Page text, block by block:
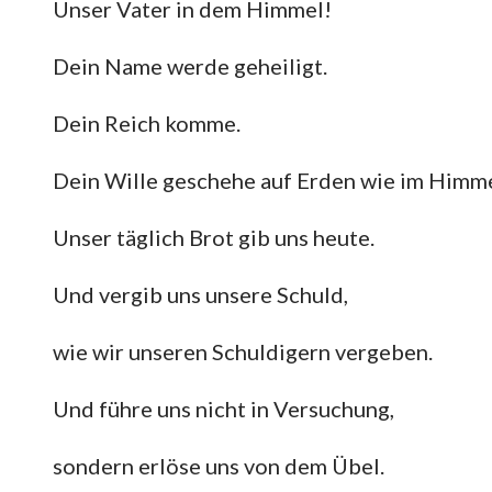
Unser Vater in dem Himmel!
Dein Name werde geheiligt.
Dein Reich komme.
Dein Wille geschehe auf Erden wie im
Unser täglich Brot gib uns heute.
Und vergib uns unsere Schuld,
wie wir unseren Schuldigern vergeben.
Und führe uns nicht in Versuchung,
sondern erlöse uns von dem Übel.